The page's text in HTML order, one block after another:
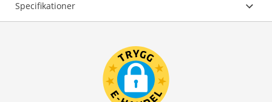
Specifikationer